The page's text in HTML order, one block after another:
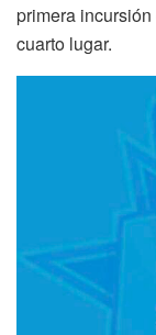
primera
cuarto lugar.